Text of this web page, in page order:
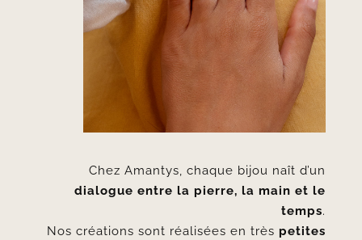
Chez Amantys, chaque bijou naît d’un
dialogue entre la pierre, la main et le
temps.
Nos créations sont réalisées en très petites